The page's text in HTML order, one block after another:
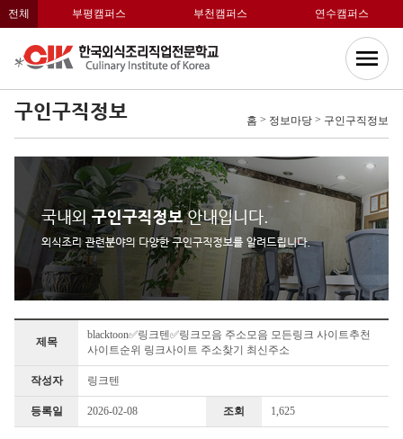
전체 부평캠퍼스 부천캠퍼스 연수캠퍼스
구인구직정보 홈 > 정보마당 > 구인구직정보
제목
blacktoon✅링크텐✅링크모음 주소모음 모든링크 사이트추천
사이트순위 링크사이트 주소찾기 최신주소
작성자 링크텐
등록일 2026-02-08 조회 1,625